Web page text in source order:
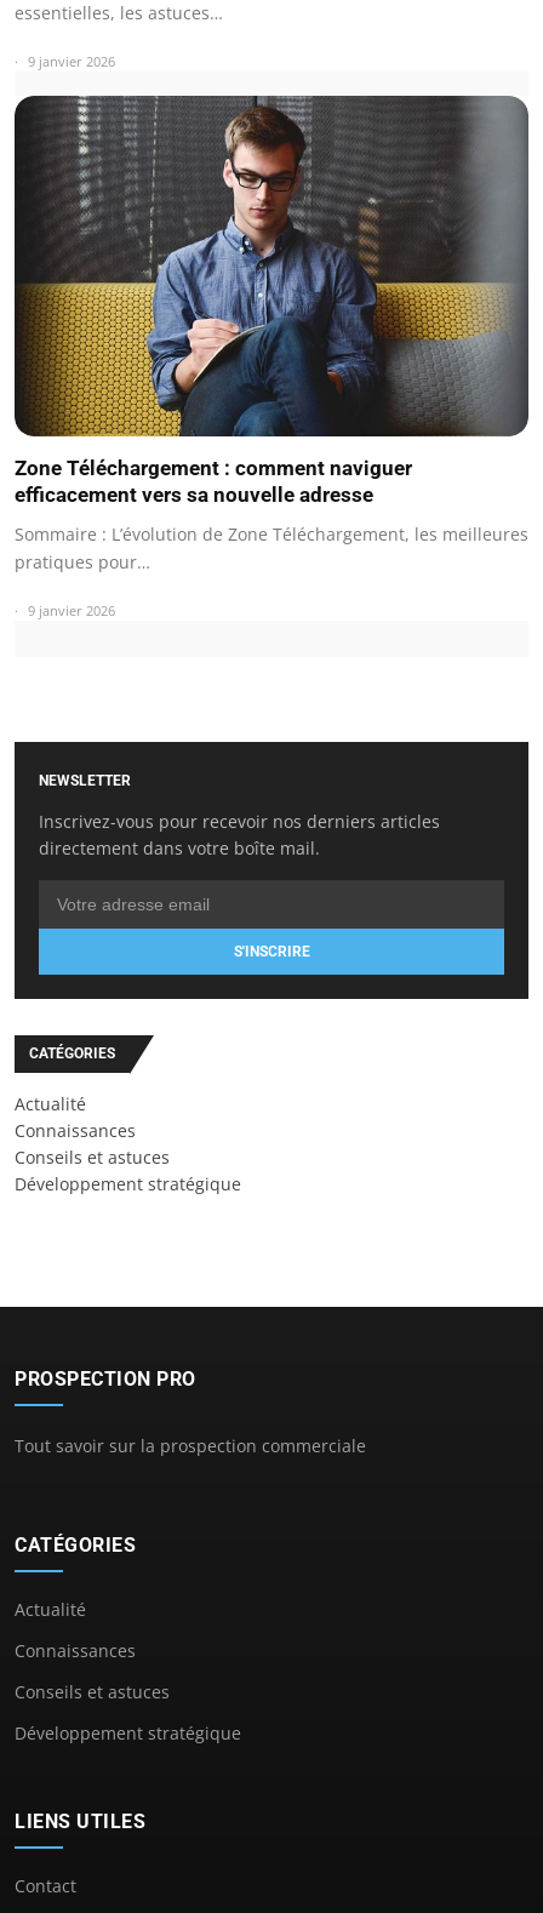
essentielles, les astuces…
9 janvier 2026
Zone Téléchargement : comment naviguer
efficacement vers sa nouvelle adresse
Sommaire : L’évolution de Zone Téléchargement, les meilleures
pratiques pour…
9 janvier 2026
NEWSLETTER
Inscrivez-vous pour recevoir nos derniers articles
directement dans votre boîte mail.
S'INSCRIRE
CATÉGORIES
Actualité
Connaissances
Conseils et astuces
Développement stratégique
PROSPECTION PRO
Tout savoir sur la prospection commerciale
CATÉGORIES
Actualité
Connaissances
Conseils et astuces
Développement stratégique
LIENS UTILES
Contact